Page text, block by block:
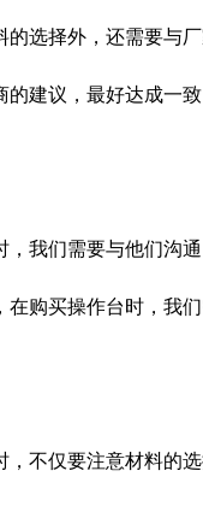
择外，还需要与厂
建议，最好达成一
们需要与他们沟通
购买操作台时，我
仅要注意材料的选